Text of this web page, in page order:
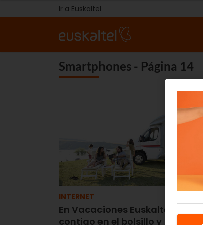
Ir a Euskaltel
Smartphones - Página 14
INTERNET
En Vacaciones Euskaltel WiFi va
contigo en el bolsillo y ¡gratis!